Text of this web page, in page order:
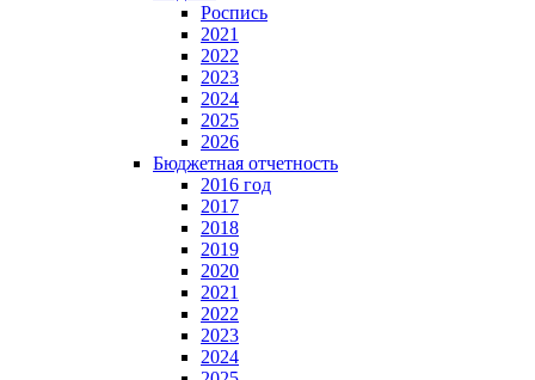
Роспись
2021
2022
2023
2024
2025
2026
Бюджетная отчетность
2016 год
2017
2018
2019
2020
2021
2022
2023
2024